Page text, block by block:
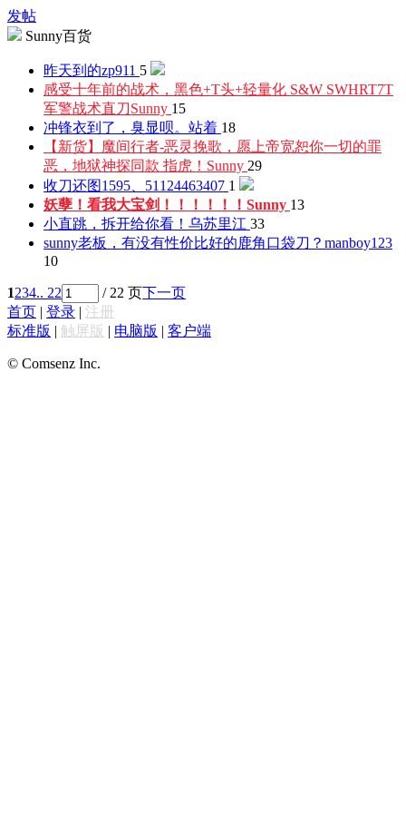
发帖
Sunny百货
昨天到的zp911 5
感受十年前的战术，黑色+T头+轻量化 S&W SWHRT7T
军警战术直刀Sunny 15
冲锋衣到了，臭显呗。 站着 18
【新货】魔间行者-恶灵挽歌，愿上帝宽恕你一切的罪
恶，地狱神探同款 指虎！ Sunny 29
收刀还图1595、511 24463407 1
妖孽！看我大宝剑！！！！！！ Sunny 13
小直跳，拆开给你看！ 乌苏里江 33
sunny老板，有没有性价比好的鹿角口袋刀？ manboy123
10
1234.. 22 / 22 页下一页
首页 | 登录 | 注册
标准版 | 触屏版 | 电脑版 | 客户端
© Comsenz Inc.